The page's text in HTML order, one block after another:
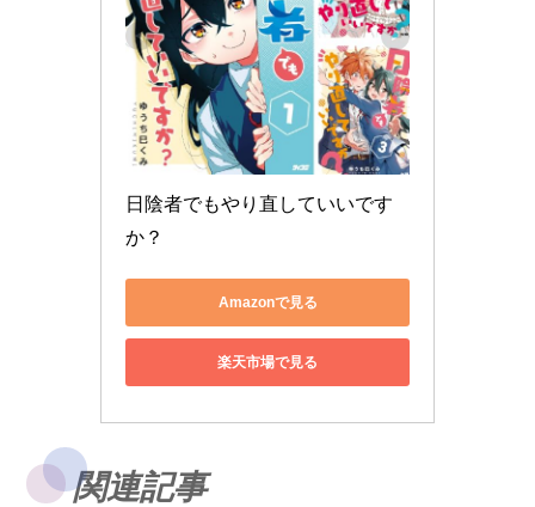
日陰者でもやり直していいです
か？
Amazonで見る
楽天市場で見る
関連記事